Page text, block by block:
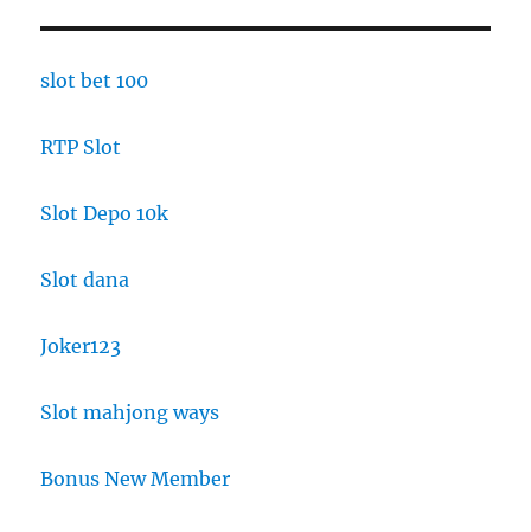
slot bet 100
RTP Slot
Slot Depo 10k
Slot dana
Joker123
Slot mahjong ways
Bonus New Member